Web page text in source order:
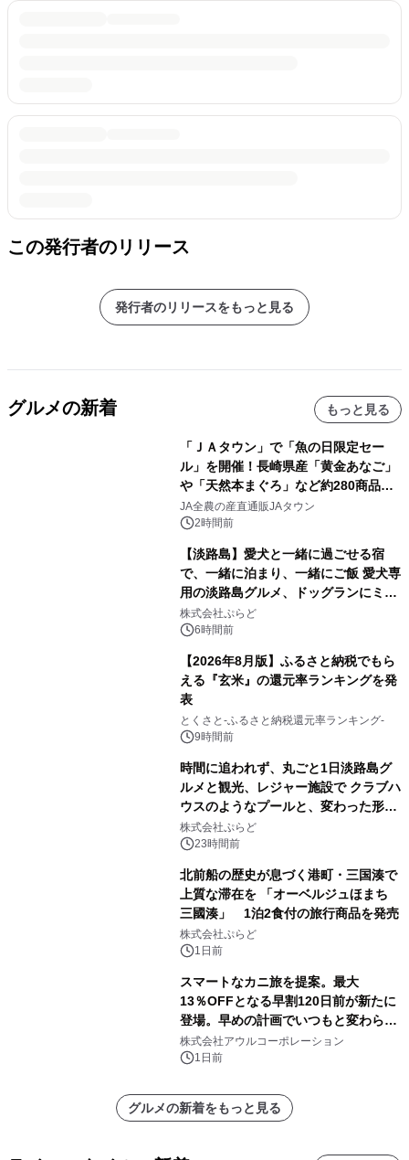
この発行者のリリース
発行者のリリースをもっと見る
グルメの新着 もっと見る
「ＪＡタウン」で「魚の日限定セー
ル」を開催！長崎県産「黄金あなご」
や「天然本まぐろ」など約280商品を
販売！～毎月１０日の定例企画～
JA全農の産直通販JAタウン
2時間前
【淡路島】愛犬と一緒に過ごせる宿
で、一緒に泊まり、一緒にご飯 愛犬専
用の淡路島グルメ、ドッグランにミニ
プール グランピングとトレーラーハウ
スの2施設で
株式会社ぷらど
6時間前
【2026年8月版】ふるさと納税でもら
える『玄米』の還元率ランキングを発
表
とくさと-ふるさと納税還元率ランキング-
9時間前
時間に追われず、丸ごと1日淡路島グ
ルメと観光、レジャー施設で クラブハ
ウスのようなプールと、変わった形の
サウナも 「THE BOXY AWAJI」のお
得な素泊まり連泊プランで
株式会社ぷらど
23時間前
北前船の歴史が息づく港町・三国湊で
上質な滞在を 「オーベルジュほまち
三國湊」 1泊2食付の旅行商品を発売
株式会社ぷらど
1日前
スマートなカニ旅を提案。最大
13％OFFとなる早割120日前が新たに
登場。早めの計画でいつもと変わらぬ
大人の冬旅を。ー夕日ヶ浦温泉「佳松
苑 別邸ふうか」ー
株式会社アウルコーポレーション
1日前
グルメの新着をもっと見る